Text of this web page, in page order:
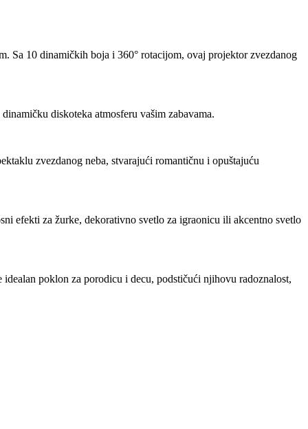
Sa 10 dinamičkih boja i 360° rotacijom, ovaj projektor zvezdanog
diskoteka atmosferu vašim zabavama.
zvezdanog neba, stvarajući romantičnu i opuštajuću
efekti za žurke, dekorativno svetlo za igraonicu ili akcentno svetlo
poklon za porodicu i decu, podstičući njihovu radoznalost,